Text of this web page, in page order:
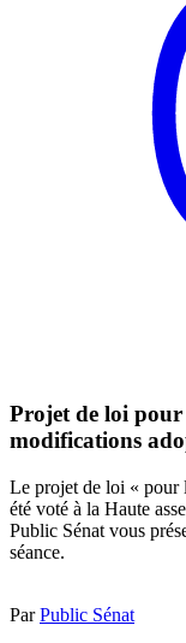
Projet de loi pour
modifications
Le projet de loi « pour
été voté à la Haute
Public Sénat vous
séance.
ParPublic Sénat